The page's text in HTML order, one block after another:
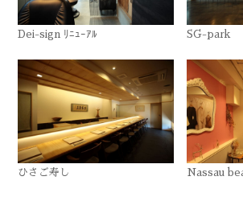
Dei-sign ﾘﾆｭｰｱﾙ SG-park
ひさご寿し Nassau